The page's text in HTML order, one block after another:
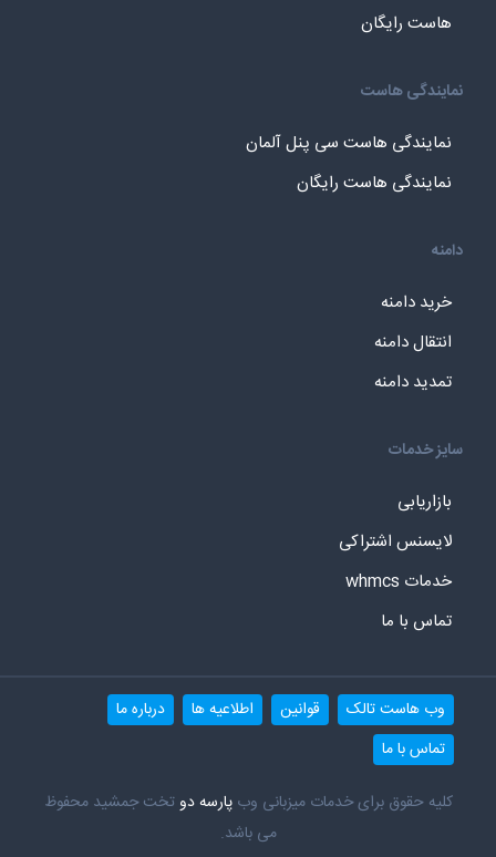
هاست رایگان
نمایندگی هاست
نمایندگی هاست سی پنل آلمان
نمایندگی هاست رایگان
دامنه
خرید دامنه
انتقال دامنه
تمدید دامنه
سایز خدمات
بازاریابی
لایسنس اشتراکی
خدمات whmcs
تماس با ما
وب هاست تالک قوانین اطلاعیه ها
درباره ما
تماس با ما
کلیه حقوق برای خدمات میزبانی وبپارسه دوتخت جمشید محفوظ
می باشد.